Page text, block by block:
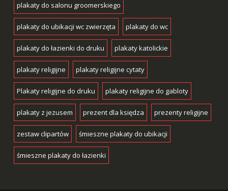
plakaty do salonu groomerskiego
plakaty do ubikacji wc zwierzęta plakaty do wc
plakaty do łazienki do druku plakaty katolickie
plakaty religijne plakaty religijne cytaty
Plakaty religijne do druku plakaty religijne do gabloty
plakaty z jezusem prezent dla księdza prezenty religijne
zestaw clipartów śmieszne plakaty do ubikacji
śmieszne plakaty do łazienki